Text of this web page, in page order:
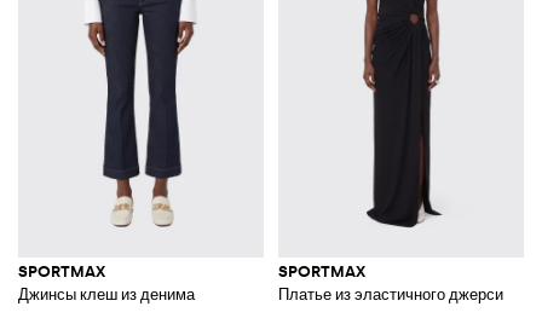
SPORTMAX
Джинсы клеш из денима
SPORTMAX
Платье из эластичного джерси